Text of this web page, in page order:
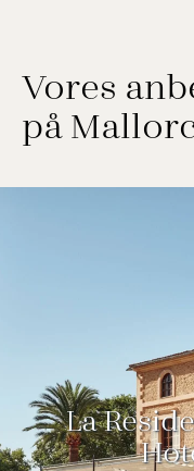
Vores
på
La